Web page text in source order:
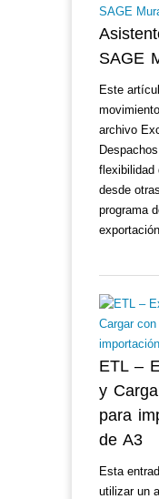
SAGE
Este
archivo
flexibilidad
desde
programa
ETL –
y
para
de A3
Esta
utilizar un